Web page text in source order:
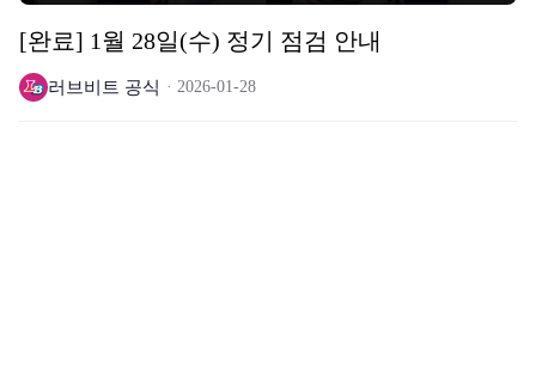
[완료] 1월 28일(수) 정기 점검 안내
러브비트 공식 2026-01-28